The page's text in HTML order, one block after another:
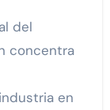
del
concentra
en